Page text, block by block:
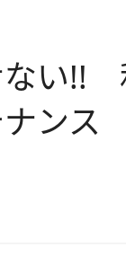
ない!!
ンス